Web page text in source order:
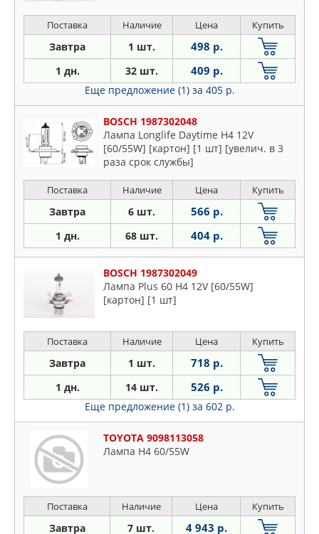
Поставка Наличие Цена Купить
Завтра 1 шт. 498 р.
1 дн. 32 шт. 409 р.
Еще предложение (1) за 405 р.
BOSCH 1987302048
Лампа Longlife Daytime H4 12V
[60/55W] [картон] [1 шт] [увелич. в 3
раза срок службы]
Поставка Наличие Цена Купить
Завтра 6 шт. 566 р.
1 дн. 68 шт. 404 р.
BOSCH 1987302049
Лампа Plus 60 H4 12V [60/55W]
[картон] [1 шт]
Поставка Наличие Цена Купить
Завтра 1 шт. 718 р.
1 дн. 14 шт. 526 р.
Еще предложение (1) за 602 р.
TOYOTA 9098113058
Лампа H4 60/55W
Поставка Наличие Цена Купить
Завтра 7 шт. 4 943 р.